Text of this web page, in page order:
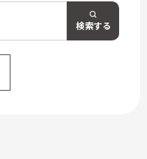
検索する